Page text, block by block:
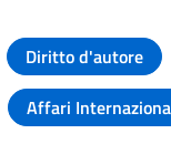
Diritto d'autore
Affari